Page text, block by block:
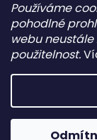
Používáme
pohodlné
webu neustále
použitelnost.
Po
Út